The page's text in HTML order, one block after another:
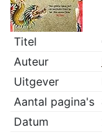
Titel
Auteur
Uitgever
Aantal pagina's
Datum